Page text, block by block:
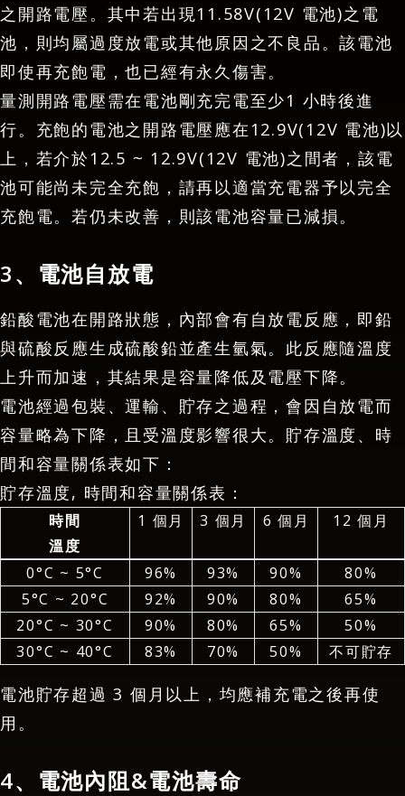
之開路電壓。其中若出現11.58V(12V 電池)之電
池，則均屬過度放電或其他原因之不良品。該電池
即使再充飽電，也已經有永久傷害。
量測開路電壓需在電池剛充完電至少1 小時後進
行。充飽的電池之開路電壓應在12.9V(12V 電池)以
上，若介於12.5 ~ 12.9V(12V 電池)之間者，該電
池可能尚未完全充飽，請再以適當充電器予以完全
充飽電。若仍未改善，則該電池容量已減損。
3、電池自放電
鉛酸電池在開路狀態，內部會有自放電反應，即鉛
與硫酸反應生成硫酸鉛並產生氫氣。此反應隨溫度
上升而加速，其結果是容量降低及電壓下降。
電池經過包裝、運輸、貯存之過程，會因自放電而
容量略為下降，且受溫度影響很大。貯存溫度、時
間和容量關係表如下：
貯存溫度, 時間和容量關係表：
時間
溫度
1 個月 3 個月 6 個月 12 個月
0°C ~ 5°C 96% 93% 90%
80%
5°C ~ 20°C
92% 90% 80%
65%
20°C ~ 30°C
90% 80% 65%
50%
30°C ~ 40°C
83% 70% 50% 不可貯存
電池貯存超過 3 個月以上，均應補充電之後再使
用。
4、電池內阻&電池壽命